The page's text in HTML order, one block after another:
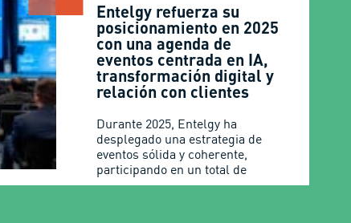
Entelgy refuerza su
posicionamiento en 2025
con una agenda de
eventos centrada en IA,
transformación digital y
relación con clientes
Durante 2025, Entelgy ha
desplegado una estrategia de
eventos sólida y coherente,
participando en un total de